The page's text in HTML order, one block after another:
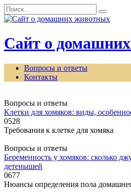
Перейти
к
содержанию
Search
for:
Сайт о
Вопросы и ответы
Контакты
Вопросы и ответы
Клетки для хомяков: виды,
0528
Требования к клетке для хомяка
Вопросы и ответы
Беременность у хомяков: сколько
детенышей
0677
Нюансы определения пола